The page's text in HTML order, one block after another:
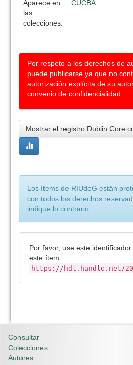
Aparece en
las
colecciones:
CUCBA
Por respeto a los derechos de
puede publicarse ya que no
autorización explícita de su
convenio de confidencialidad
Mostrar el registro Dublin Core
Los ítems de RIUdeG están
con todos los derechos
indique lo contrario.
Por favor, use este
este ítem:
https://hdl.handle.net/
Consultar
Colecciones
Autores